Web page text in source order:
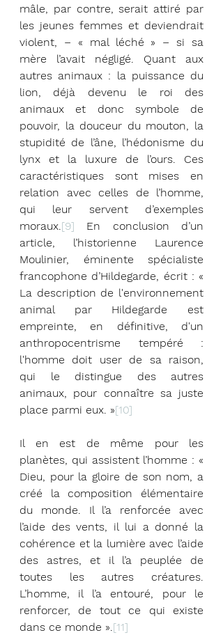
mâle, par contre, serait attiré par
les jeunes femmes et deviendrait
violent, – « mal léché » – si sa
mère l’avait négligé. Quant aux
autres animaux : la puissance du
lion, déjà devenu le roi des
animaux et donc symbole de
pouvoir, la douceur du mouton, la
stupidité de l’âne, l’hédonisme du
lynx et la luxure de l’ours. Ces
caractéristiques sont mises en
relation avec celles de l’homme,
qui leur servent d’exemples
moraux.[9] En conclusion d’un
article, l’historienne Laurence
Moulinier, éminente spécialiste
francophone d’Hildegarde, écrit : «
La description de l'environnement
animal par Hildegarde est
empreinte, en définitive, d'un
anthropocentrisme tempéré :
l'homme doit user de sa raison,
qui le distingue des autres
animaux, pour connaître sa juste
place parmi eux. »[10]
Il en est de même pour les
planètes, qui assistent l’homme : «
Dieu, pour la gloire de son nom, a
créé la composition élémentaire
du monde. Il l’a renforcée avec
l’aide des vents, il lui a donné la
cohérence et la lumière avec l’aide
des astres, et il l’a peuplée de
toutes les autres créatures.
L’homme, il l’a entouré, pour le
renforcer, de tout ce qui existe
dans ce monde ».[11]